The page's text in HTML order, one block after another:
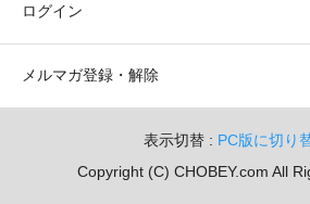
ログイン
メルマガ登録・解除
表示切替 : PC版に切り
Copyright (C) CHOBEY.com All